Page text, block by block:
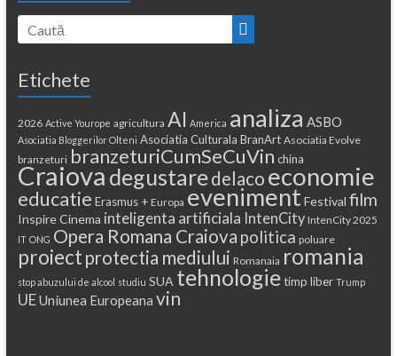
Etichete
2026 Active Yourope agricultura AI America analiza ASBO
Asociatia Bloggerilor Olteni Asociatia Culturala BranArt Asociatia Evolve
branzeturi branzeturiCumSeCuVin china
Craiova degustaredelaco economie
educatie Erasmus + Europa eveniment Festival film
Inspire Cinema inteligenta artificiala IntenCity IntenCity 2025
IT ONG Opera Romana Craiova politica poluare
proiect protectia mediului Romanaia romania
stop abuzului de alcool studiu SUA tehnologie timp liber Trump
UEUniunea Europeana vin